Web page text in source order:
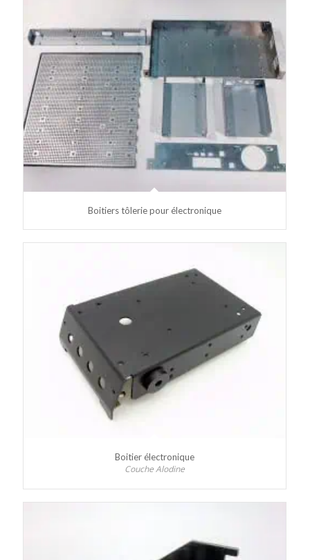
Boitiers tôlerie pour électronique
Boitier électronique
Couche Alodine